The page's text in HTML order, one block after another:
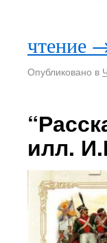
чтение
Опубликовано в
илл.